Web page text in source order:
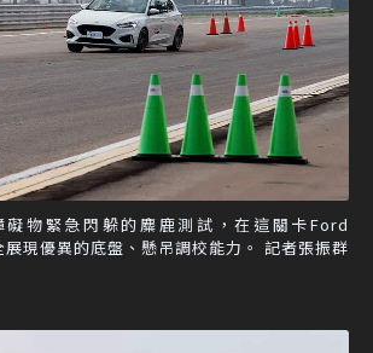
物緊急閃躲的麋鹿測試，在這關卡Ford
現優異的底盤、懸吊調校能力。 記者張振群